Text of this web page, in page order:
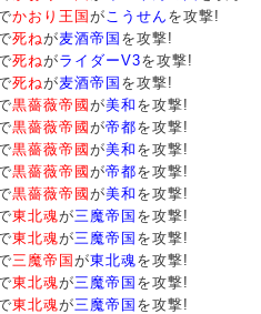
かおり王国 がこうせん を攻撃!
死ねが麦酒帝国 を攻撃!
死ねがライダーV3を攻撃!
死ねが麦酒帝国 を攻撃!
黒薔薇帝國 が美和 を攻撃!
黒薔薇帝國 が帝都を攻撃!
黒薔薇帝國 が美和 を攻撃!
黒薔薇帝國 が帝都を攻撃!
黒薔薇帝國 が美和 を攻撃!
東北魂が三魔帝国 を攻撃!
東北魂が三魔帝国 を攻撃!
三魔帝国 が東北魂を攻撃!
東北魂が三魔帝国 を攻撃!
東北魂が三魔帝国 を攻撃!